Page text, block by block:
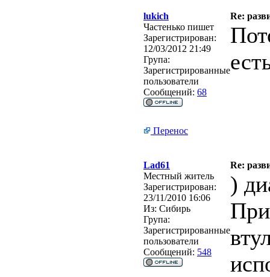
lukich
Re:
Частенько пишет
Зарегистрирован:
12/03/2012 21:49
Група:
Зарегистрированные
пользователи
Сообщений: 68
Перенос
Lad61
Re:
Местный житель
Зарегистрирован:
23/11/2010 16:06
Из: Сибирь
Група:
Зарегистрированные
пользователи
Сообщений: 548
)